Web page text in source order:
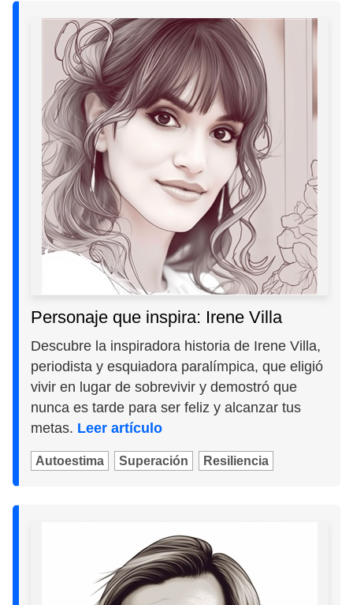
Personaje que inspira: Irene Villa
Descubre la inspiradora historia de Irene Villa,
periodista y esquiadora paralímpica, que eligió
vivir en lugar de sobrevivir y demostró que
nunca es tarde para ser feliz y alcanzar tus
metas. Leer artículo
Autoestima Superación Resiliencia